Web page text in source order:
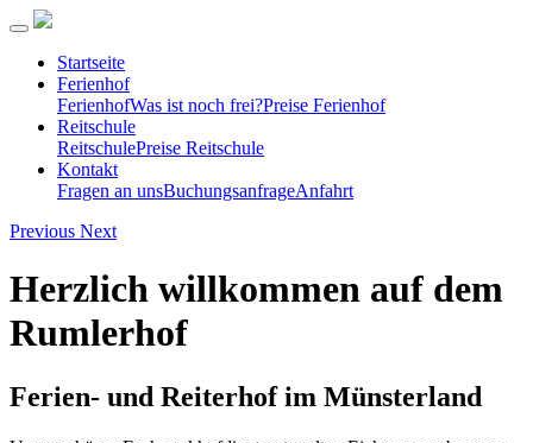
Startseite
Ferienhof
FerienhofWas ist noch frei?Preise Ferienhof
Reitschule
ReitschulePreise Reitschule
Kontakt
Fragen an unsBuchungsanfrageAnfahrt
Previous Next
Herzlich willkommen auf dem
Rumlerhof
Ferien- und Reiterhof im Münsterland